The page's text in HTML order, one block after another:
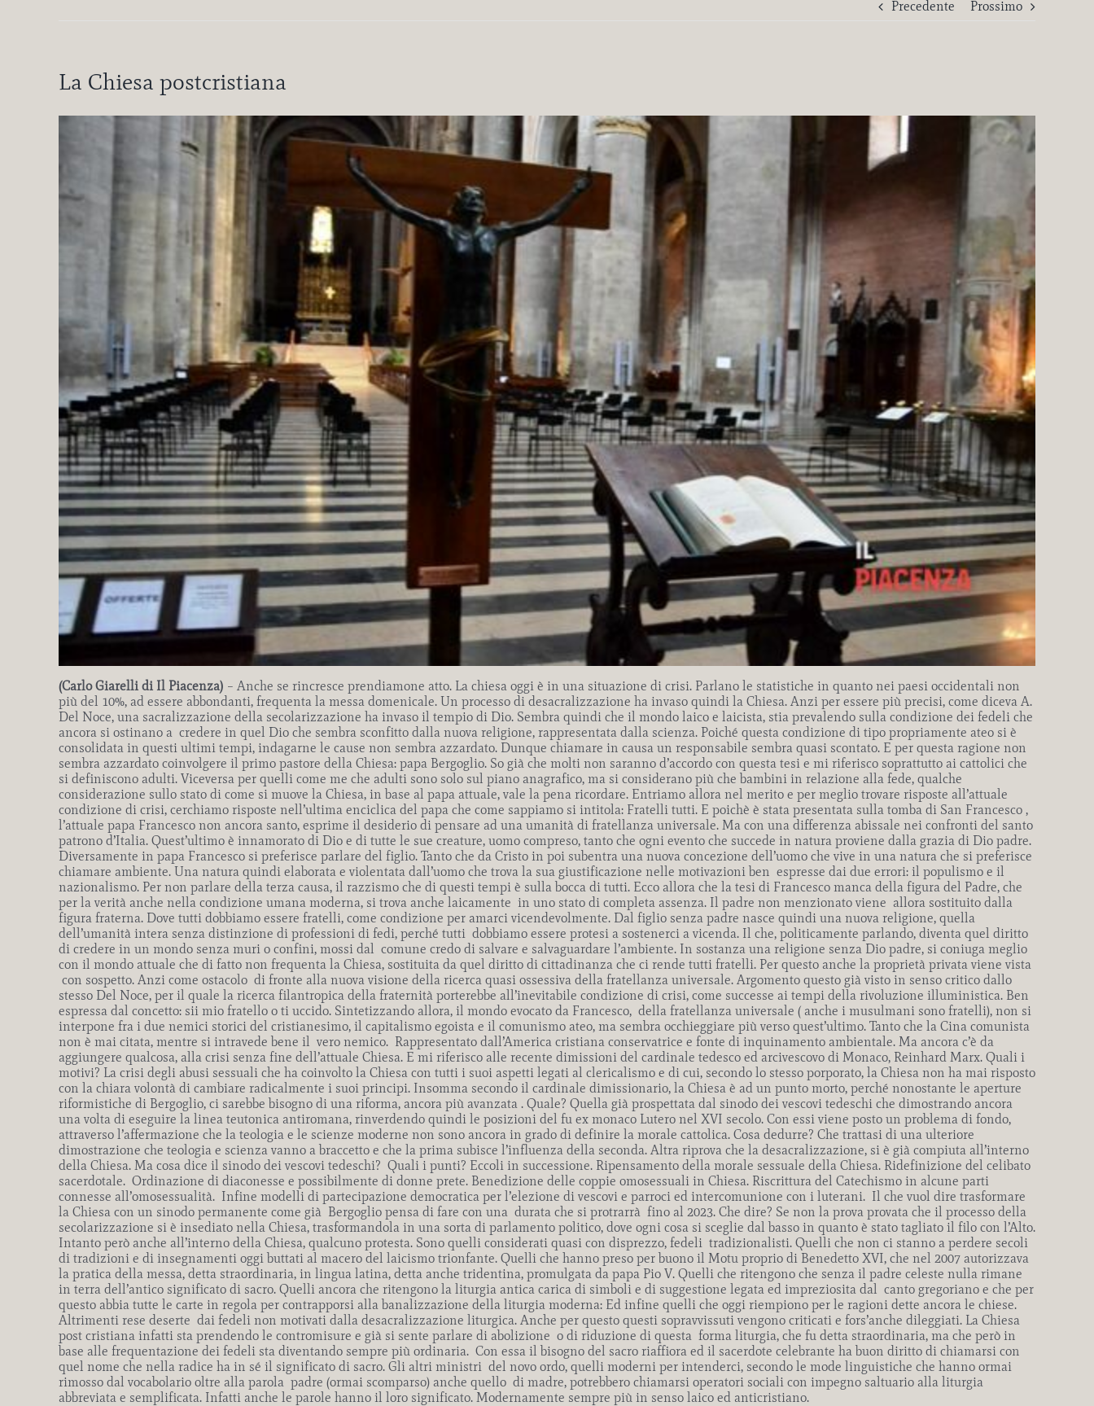
Precedente Prossimo
La Chiesa postcristiana
(Carlo Giarelli di Il Piacenza) – Anche se rincresce prendiamone atto. La chiesa oggi è in una situazione di crisi. Parlano le statistiche in quanto nei paesi occidentali non
più del 10%, ad essere abbondanti, frequenta la messa domenicale. Un processo di desacralizzazione ha invaso quindi la Chiesa. Anzi per essere più precisi, come diceva A.
Del Noce, una sacralizzazione della secolarizzazione ha invaso il tempio di Dio. Sembra quindi che il mondo laico e laicista, stia prevalendo sulla condizione dei fedeli che
ancora si ostinano a credere in quel Dio che sembra sconfitto dalla nuova religione, rappresentata dalla scienza. Poiché questa condizione di tipo propriamente ateo si è
consolidata in questi ultimi tempi, indagarne le cause non sembra azzardato. Dunque chiamare in causa un responsabile sembra quasi scontato. E per questa ragione non
sembra azzardato coinvolgere il primo pastore della Chiesa: papa Bergoglio. So già che molti non saranno d’accordo con questa tesi e mi riferisco soprattutto ai cattolici che
si definiscono adulti. Viceversa per quelli come me che adulti sono solo sul piano anagrafico, ma si considerano più che bambini in relazione alla fede, qualche
considerazione sullo stato di come si muove la Chiesa, in base al papa attuale, vale la pena ricordare. Entriamo allora nel merito e per meglio trovare risposte all’attuale
condizione di crisi, cerchiamo risposte nell’ultima enciclica del papa che come sappiamo si intitola: Fratelli tutti. E poichè è stata presentata sulla tomba di San Francesco ,
l’attuale papa Francesco non ancora santo, esprime il desiderio di pensare ad una umanità di fratellanza universale. Ma con una differenza abissale nei confronti del santo
patrono d’Italia. Quest’ultimo è innamorato di Dio e di tutte le sue creature, uomo compreso, tanto che ogni evento che succede in natura proviene dalla grazia di Dio padre.
Diversamente in papa Francesco si preferisce parlare del figlio. Tanto che da Cristo in poi subentra una nuova concezione dell’uomo che vive in una natura che si preferisce
chiamare ambiente. Una natura quindi elaborata e violentata dall’uomo che trova la sua giustificazione nelle motivazioni ben espresse dai due errori: il populismo e il
nazionalismo. Per non parlare della terza causa, il razzismo che di questi tempi è sulla bocca di tutti. Ecco allora che la tesi di Francesco manca della figura del Padre, che
per la verità anche nella condizione umana moderna, si trova anche laicamente in uno stato di completa assenza. Il padre non menzionato viene allora sostituito dalla
figura fraterna. Dove tutti dobbiamo essere fratelli, come condizione per amarci vicendevolmente. Dal figlio senza padre nasce quindi una nuova religione, quella
dell’umanità intera senza distinzione di professioni di fedi, perché tutti dobbiamo essere protesi a sostenerci a vicenda. Il che, politicamente parlando, diventa quel diritto
di credere in un mondo senza muri o confini, mossi dal comune credo di salvare e salvaguardare l’ambiente. In sostanza una religione senza Dio padre, si coniuga meglio
con il mondo attuale che di fatto non frequenta la Chiesa, sostituita da quel diritto di cittadinanza che ci rende tutti fratelli. Per questo anche la proprietà privata viene vista
con sospetto. Anzi come ostacolo di fronte alla nuova visione della ricerca quasi ossessiva della fratellanza universale. Argomento questo già visto in senso critico dallo
stesso Del Noce, per il quale la ricerca filantropica della fraternità porterebbe all’inevitabile condizione di crisi, come successe ai tempi della rivoluzione illuministica. Ben
espressa dal concetto: sii mio fratello o ti uccido. Sintetizzando allora, il mondo evocato da Francesco, della fratellanza universale ( anche i musulmani sono fratelli), non si
interpone fra i due nemici storici del cristianesimo, il capitalismo egoista e il comunismo ateo, ma sembra occhieggiare più verso quest’ultimo. Tanto che la Cina comunista
non è mai citata, mentre si intravede bene il vero nemico. Rappresentato dall’America cristiana conservatrice e fonte di inquinamento ambientale. Ma ancora c’è da
aggiungere qualcosa, alla crisi senza fine dell’attuale Chiesa. E mi riferisco alle recente dimissioni del cardinale tedesco ed arcivescovo di Monaco, Reinhard Marx. Quali i
motivi? La crisi degli abusi sessuali che ha coinvolto la Chiesa con tutti i suoi aspetti legati al clericalismo e di cui, secondo lo stesso porporato, la Chiesa non ha mai risposto
con la chiara volontà di cambiare radicalmente i suoi principi. Insomma secondo il cardinale dimissionario, la Chiesa è ad un punto morto, perché nonostante le aperture
riformistiche di Bergoglio, ci sarebbe bisogno di una riforma, ancora più avanzata . Quale? Quella già prospettata dal sinodo dei vescovi tedeschi che dimostrando ancora
una volta di eseguire la linea teutonica antiromana, rinverdendo quindi le posizioni del fu ex monaco Lutero nel XVI secolo. Con essi viene posto un problema di fondo,
attraverso l’affermazione che la teologia e le scienze moderne non sono ancora in grado di definire la morale cattolica. Cosa dedurre? Che trattasi di una ulteriore
dimostrazione che teologia e scienza vanno a braccetto e che la prima subisce l’influenza della seconda. Altra riprova che la desacralizzazione, si è già compiuta all’interno
della Chiesa. Ma cosa dice il sinodo dei vescovi tedeschi? Quali i punti? Eccoli in successione. Ripensamento della morale sessuale della Chiesa. Ridefinizione del celibato
sacerdotale. Ordinazione di diaconesse e possibilmente di donne prete. Benedizione delle coppie omosessuali in Chiesa. Riscrittura del Catechismo in alcune parti
connesse all’omosessualità. Infine modelli di partecipazione democratica per l’elezione di vescovi e parroci ed intercomunione con i luterani. Il che vuol dire trasformare
la Chiesa con un sinodo permanente come già Bergoglio pensa di fare con una durata che si protrarrà fino al 2023. Che dire? Se non la prova provata che il processo della
secolarizzazione si è insediato nella Chiesa, trasformandola in una sorta di parlamento politico, dove ogni cosa si sceglie dal basso in quanto è stato tagliato il filo con l’Alto.
Intanto però anche all’interno della Chiesa, qualcuno protesta. Sono quelli considerati quasi con disprezzo, fedeli tradizionalisti. Quelli che non ci stanno a perdere secoli
di tradizioni e di insegnamenti oggi buttati al macero del laicismo trionfante. Quelli che hanno preso per buono il Motu proprio di Benedetto XVI, che nel 2007 autorizzava
la pratica della messa, detta straordinaria, in lingua latina, detta anche tridentina, promulgata da papa Pio V. Quelli che ritengono che senza il padre celeste nulla rimane
in terra dell’antico significato di sacro. Quelli ancora che ritengono la liturgia antica carica di simboli e di suggestione legata ed impreziosita dal canto gregoriano e che per
questo abbia tutte le carte in regola per contrapporsi alla banalizzazione della liturgia moderna: Ed infine quelli che oggi riempiono per le ragioni dette ancora le chiese.
Altrimenti rese deserte dai fedeli non motivati dalla desacralizzazione liturgica. Anche per questo questi sopravvissuti vengono criticati e fors’anche dileggiati. La Chiesa
post cristiana infatti sta prendendo le contromisure e già si sente parlare di abolizione o di riduzione di questa forma liturgia, che fu detta straordinaria, ma che però in
base alle frequentazione dei fedeli sta diventando sempre più ordinaria. Con essa il bisogno del sacro riaffiora ed il sacerdote celebrante ha buon diritto di chiamarsi con
quel nome che nella radice ha in sé il significato di sacro. Gli altri ministri del novo ordo, quelli moderni per intenderci, secondo le mode linguistiche che hanno ormai
rimosso dal vocabolario oltre alla parola padre (ormai scomparso) anche quello di madre, potrebbero chiamarsi operatori sociali con impegno saltuario alla liturgia
abbreviata e semplificata. Infatti anche le parole hanno il loro significato. Modernamente sempre più in senso laico ed anticristiano.